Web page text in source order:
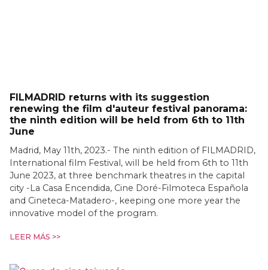
FILMADRID returns with its suggestion
renewing the film d'auteur festival panorama:
the ninth edition will be held from 6th to 11th
June
Madrid, May 11th, 2023.- The ninth edition of FILMADRID,
International film Festival, will be held from 6th to 11th
June 2023, at three benchmark theatres in the capital
city -La Casa Encendida, Cine Doré-Filmoteca Española
and Cineteca-Matadero-, keeping one more year the
innovative model of the program.
LEER MÁS >>